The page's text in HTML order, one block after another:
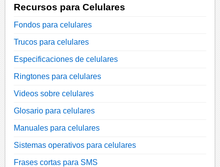
Recursos para Celulares
Fondos para celulares
Trucos para celulares
Especificaciones de celulares
Ringtones para celulares
Videos sobre celulares
Glosario para celulares
Manuales para celulares
Sistemas operativos para celulares
Frases cortas para SMS